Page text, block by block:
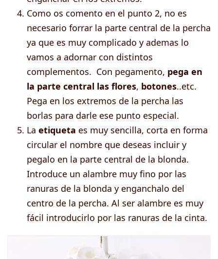
Como os comento en el punto 2, no es
necesario forrar la parte central de la percha
ya que es muy complicado y ademas lo
vamos a adornar con distintos
complementos. Con pegamento, pega en
la parte central las flores, botones..etc.
Pega en los extremos de la percha las
borlas para darle ese punto especial.
La etiqueta es muy sencilla, corta en forma
circular el nombre que deseas incluir y
pegalo en la parte central de la blonda.
Introduce un alambre muy fino por las
ranuras de la blonda y enganchalo del
centro de la percha. Al ser alambre es muy
fácil introducirlo por las ranuras de la cinta.